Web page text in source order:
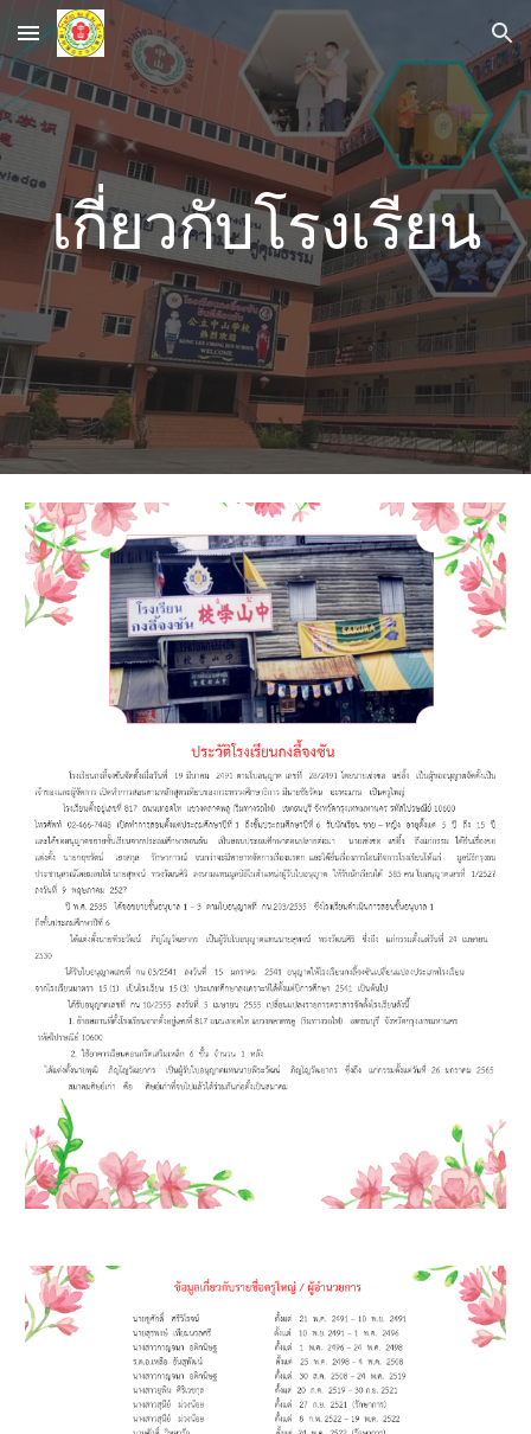
Skip to main content Skip to navigation
เกี่ยวกับโรงเรียน